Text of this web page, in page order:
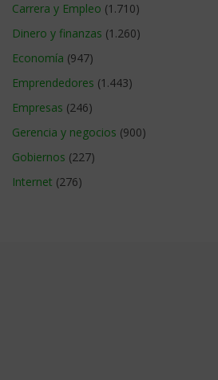
Carrera y Empleo (1.710)
Dinero y finanzas (1.260)
Economía (947)
Emprendedores (1.443)
Empresas (246)
Gerencia y negocios (900)
Gobiernos (227)
Internet (276)